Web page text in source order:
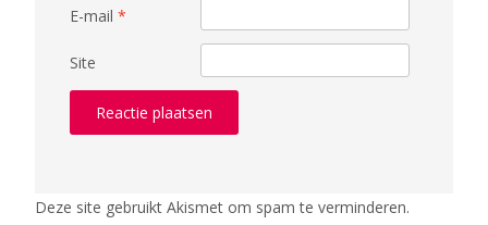
E-mail *
Site
Deze site gebruikt Akismet om spam te verminderen.